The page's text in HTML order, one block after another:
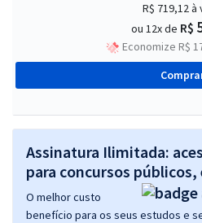
R$ 719,12à
ou 12x de R$
Economize R$
Assinatura Ilimitada:
para concursos
O melhor custo
benefício para os seus estudos e